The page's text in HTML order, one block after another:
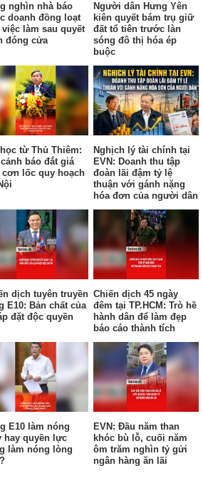
nghìn nhà báo
doanh đồng loạt
việc làm sau quyết
đóng cửa
Người dân Hưng Yên
kiên quyết bám trụ giữ
đất tổ tiên trước làn
sóng đô thị hóa ép
buộc
từ Thủ Thiêm:
báo đắt giá
cơn lốc quy hoạch
Nghịch lý tài chính tại
EVN: Doanh thu tập
đoàn lãi đậm tỷ lệ
thuận với gánh nặng
hóa đơn của người dân
dịch tuyên truyền
E10: Bản chất của
đặt độc quyền
Chiến dịch 45 ngày
đêm tại TP.HCM: Trò hề
hành dân để làm đẹp
báo cáo thành tích
E10 làm nóng
hay quyền lực
làm nóng lòng
EVN: Đầu năm than
khóc bù lỗ, cuối năm
ôm trăm nghìn tỷ gửi
ngân hàng ăn lãi